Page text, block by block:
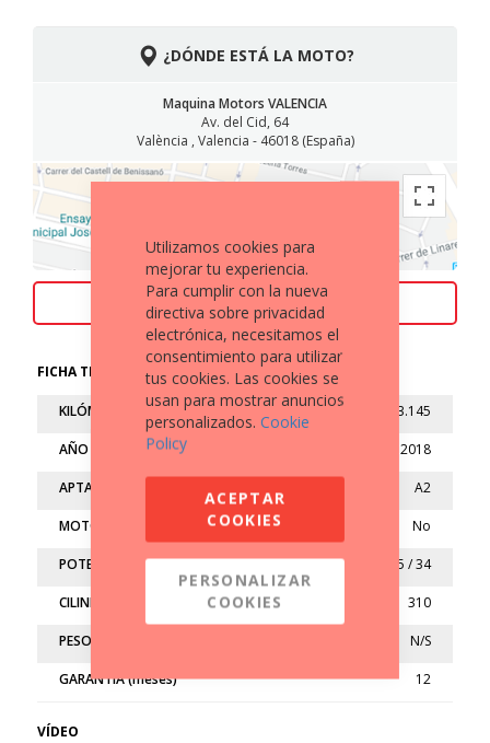
¿DÓNDE ESTÁ LA MOTO?
Maquina Motors VALENCIA
Av. del Cid, 64
València , Valencia - 46018 (España)
ACEPTAMOS TU MOTO COMO PARTE DE PAGO
FICHA TÉCNICA
KILÓMETROS 13.145
AÑO 2018
APTA A2
MOTO LIMITADA No
POTENCIA (kw/cv) 25 / 34
CILINDRADA (cc) 310
PESO (kg) N/S
GARANTÍA (meses) 12
VÍDEO
Utilizamos cookies para
mejorar tu experiencia.
Para cumplir con la nueva
directiva sobre privacidad
electrónica, necesitamos el
consentimiento para utilizar
tus cookies. Las cookies se
usan para mostrar anuncios
personalizados. Cookie
Policy
ACEPTAR
COOKIES
PERSONALIZAR
COOKIES